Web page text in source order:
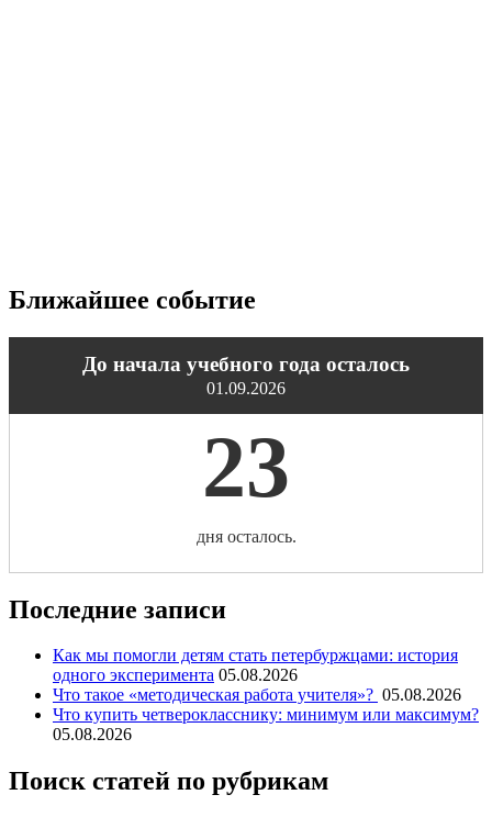
Ближайшее событие
До начала учебного года осталось
01.09.2026
23
дня осталось.
Последние записи
Как мы помогли детям стать петербуржцами: история
одного эксперимента 05.08.2026
Что такое «методическая работа учителя»? 05.08.2026
Что купить четверокласснику: минимум или максимум?
05.08.2026
Поиск статей по рубрикам